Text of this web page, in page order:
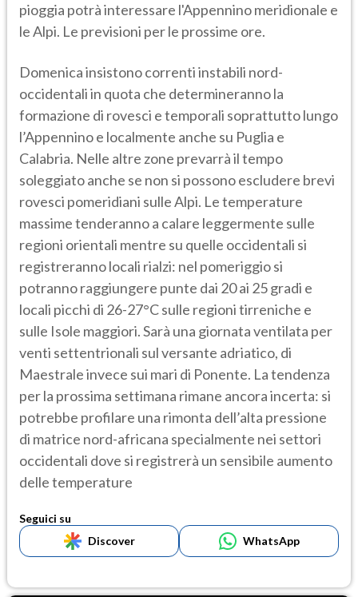
pioggia potrà interessare l'Appennino meridionale e
le Alpi. Le previsioni per le prossime ore.
Domenica insistono correnti instabili nord-
occidentali in quota che determineranno la
formazione di rovesci e temporali soprattutto lungo
l’Appennino e localmente anche su Puglia e
Calabria. Nelle altre zone prevarrà il tempo
soleggiato anche se non si possono escludere brevi
rovesci pomeridiani sulle Alpi. Le temperature
massime tenderanno a calare leggermente sulle
regioni orientali mentre su quelle occidentali si
registreranno locali rialzi: nel pomeriggio si
potranno raggiungere punte dai 20 ai 25 gradi e
locali picchi di 26-27°C sulle regioni tirreniche e
sulle Isole maggiori. Sarà una giornata ventilata per
venti settentrionali sul versante adriatico, di
Maestrale invece sui mari di Ponente. La tendenza
per la prossima settimana rimane ancora incerta: si
potrebbe profilare una rimonta dell’alta pressione
di matrice nord-africana specialmente nei settori
occidentali dove si registrerà un sensibile aumento
delle temperature
Seguici su
Discover
WhatsApp